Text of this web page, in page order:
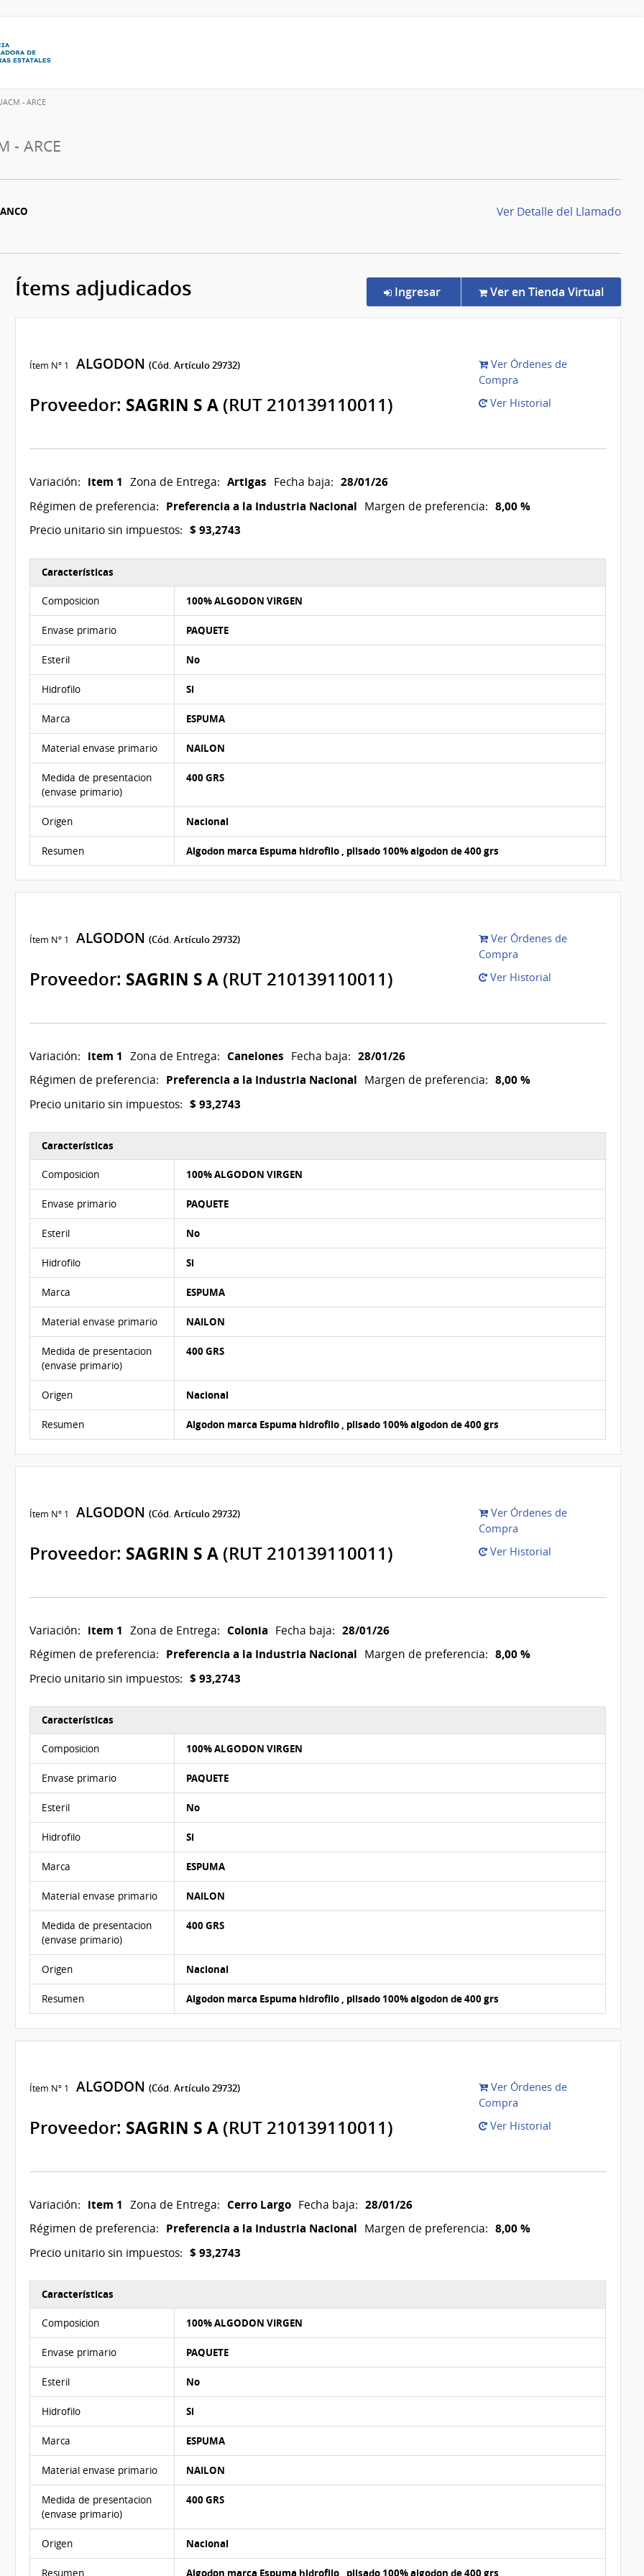
- ARCE
- ARCE
Ver Detalle del Llamado
Ítems adjudicados Ingresar en la compra Convenio Marco 5/
Ver en Tienda Virtual
Ítem Nº 1 ALGODON (Cód. Artículo 29732)
Ver Órdenes de
Compra
Proveedor: SAGRIN S A (RUT 210139110011) Ver Historial
Variación: item 1 Zona de Entrega: Artigas Fecha baja: 28/01/26
Régimen de preferencia: Preferencia a la Industria Nacional Margen de preferencia: 8,00 %
Precio unitario sin impuestos: $ 93,2743
Características del Ítem Nº 1
Características
Composicion 100% ALGODON VIRGEN
Envase primario PAQUETE
Esteril No
Hidrofilo Si
Marca ESPUMA
Material envase primario NAILON
Medida de presentacion
(envase primario)
400 GRS
Origen Nacional
Resumen Algodon marca Espuma hidrofilo , plisado 100% algodon de 400 grs
Ítem Nº 1 ALGODON (Cód. Artículo 29732)
Ver Órdenes de
Compra
Proveedor: SAGRIN S A (RUT 210139110011) Ver Historial
Variación: item 1 Zona de Entrega: Canelones Fecha baja: 28/01/26
Régimen de preferencia: Preferencia a la Industria Nacional Margen de preferencia: 8,00 %
Precio unitario sin impuestos: $ 93,2743
Características
Composicion 100% ALGODON VIRGEN
Envase primario PAQUETE
Esteril No
Hidrofilo Si
Marca ESPUMA
Material envase primario NAILON
Medida de presentacion
(envase primario)
400 GRS
Origen Nacional
Resumen Algodon marca Espuma hidrofilo , plisado 100% algodon de 400 grs
Ítem Nº 1 ALGODON (Cód. Artículo 29732)
Ver Órdenes de
Compra
Proveedor: SAGRIN S A (RUT 210139110011) Ver Historial
Variación: item 1 Zona de Entrega: Colonia Fecha baja: 28/01/26
Régimen de preferencia: Preferencia a la Industria Nacional Margen de preferencia: 8,00 %
Precio unitario sin impuestos: $ 93,2743
Características
Composicion 100% ALGODON VIRGEN
Envase primario PAQUETE
Esteril No
Hidrofilo Si
Marca ESPUMA
Material envase primario NAILON
Medida de presentacion
(envase primario)
400 GRS
Origen Nacional
Resumen Algodon marca Espuma hidrofilo , plisado 100% algodon de 400 grs
Ítem Nº 1 ALGODON (Cód. Artículo 29732)
Ver Órdenes de
Compra
Proveedor: SAGRIN S A (RUT 210139110011) Ver Historial
Variación: item 1 Zona de Entrega: Cerro Largo Fecha baja: 28/01/26
Régimen de preferencia: Preferencia a la Industria Nacional Margen de preferencia: 8,00 %
Precio unitario sin impuestos: $ 93,2743
Características
Composicion 100% ALGODON VIRGEN
Envase primario PAQUETE
Esteril No
Hidrofilo Si
Marca ESPUMA
Material envase primario NAILON
Medida de presentacion
(envase primario)
400 GRS
Origen Nacional
Resumen